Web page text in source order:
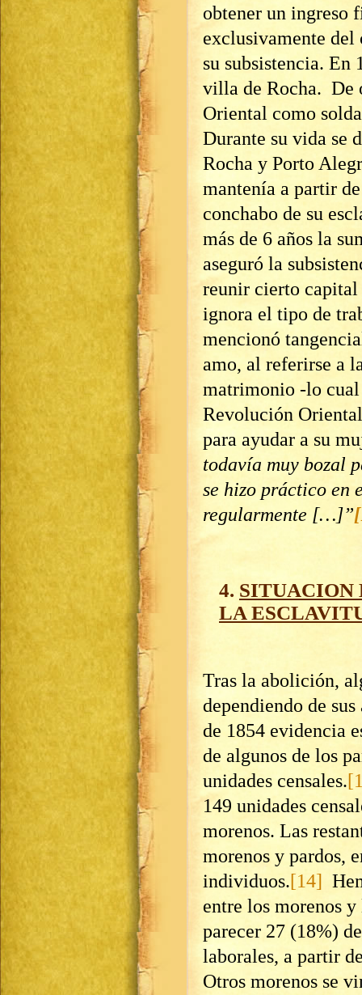
obtener un ingreso
exclusivamente del
su subsistencia. En
villa de Rocha. De
Oriental como
Durante su vida se
Rocha y Porto
mantenía a partir
conchabo de su
más de 6 años la
aseguró la
reunir cierto capital
ignora el tipo de
mencionó
amo, al referirse a
matrimonio -lo cual
Revolución
para ayudar a su
todavía muy bozal
se hizo práctico
regularmente […]”
4. SITUACION
LA
Tras la abolición,
dependiendo de
de 1854 evidencia
de algunos de los
unidades censales.
149 unidades
morenos. Las
morenos y pardos,
individuos.[14]
entre los morenos
parecer 27 (18%)
laborales, a partir
Otros morenos se